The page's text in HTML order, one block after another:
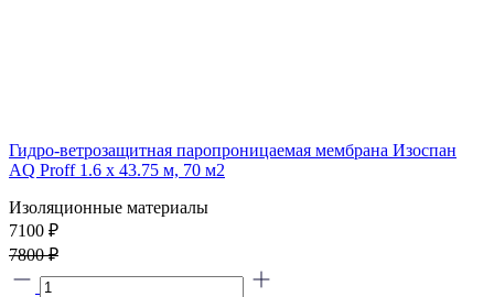
Гидро-ветрозащитная паропроницаемая мембрана Изоспан
AQ Proff 1.6 х 43.75 м, 70 м2
Изоляционные материалы
7100 ₽
7800 ₽